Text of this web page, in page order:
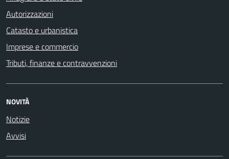
Autorizzazioni
Catasto e urbanistica
Imprese e commercio
Tributi, finanze e contravvenzioni
NOVITÀ
Notizie
Avvisi